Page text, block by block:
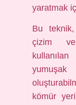
yaratmak
Bu
çizim ve
kömür